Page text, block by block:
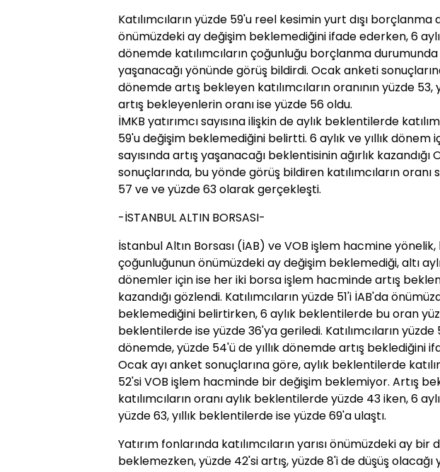
Katılımcıların yüzde 59'u reel kesimin yurt dışı
önümüzdeki ay değişim beklemediğini ifade ederken, 6
dönemde katılımcıların çoğunluğu borçlanma durumunda
yaşanacağı yönünde görüş bildirdi. Ocak anketi
dönemde artış bekleyen katılımcıların oranının yüzde 53,
artış bekleyenlerin oranı ise yüzde 56 oldu.
İMKB yatırımcı sayısına ilişkin de aylık beklentilerde
59'u değişim beklemediğini belirtti. 6 aylık ve yıllık dönem
sayısında artış yaşanacağı beklentisinin ağırlık kazandığı
sonuçlarında, bu yönde görüş bildiren katılımcıların oranı
57 ve ve yüzde 63 olarak gerçekleşti.
-İSTANBUL ALTIN BORSASI-
İstanbul Altın Borsası (İAB) ve VOB işlem hacmine yönelik,
çoğunluğunun önümüzdeki ay değişim beklemediği, altı
dönemler için ise her iki borsa işlem hacminde artış
kazandığı gözlendi. Katılımcıların yüzde 51'i İAB'da
beklemediğini belirtirken, 6 aylık beklentilerde bu oran
beklentilerde ise yüzde 36'ya geriledi. Katılımcıların yüzde
dönemde, yüzde 54'ü de yıllık dönemde artış beklediğini
Ocak ayı anket sonuçlarına göre, aylık beklentilerde
52'si VOB işlem hacminde bir değişim beklemiyor. Artış
katılımcıların oranı aylık beklentilerde yüzde 43 iken, 6
yüzde 63, yıllık beklentilerde ise yüzde 69'a ulaştı.
Yatırım fonlarında katılımcıların yarısı önümüzdeki ay bir
beklemezken, yüzde 42'si artış, yüzde 8'i de düşüş